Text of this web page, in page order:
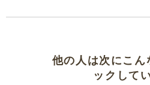
他の人は次にこん
ックして